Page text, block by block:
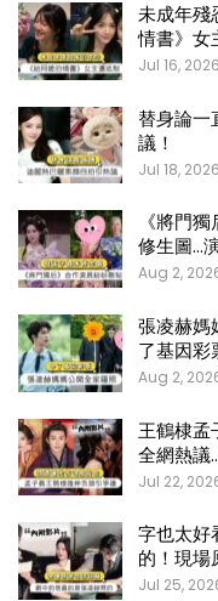
未成年殘
情書》女
Jul 16, 2026
替身論一
議！
Jul 18, 2026
《將門
修生圖…
Aug 2,
張凌赫媽
了基因彩
Aug 2,
王鶴棣孟
全網熱議
Jul 22,
字也太好
的！現場
Jul 25,